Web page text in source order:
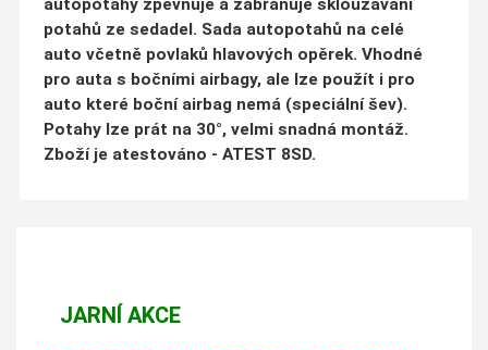
autopotahy zpevňuje a zabraňuje sklouzávání
potahů ze sedadel. Sada autopotahů na celé
auto včetně povlaků hlavových opěrek. Vhodné
pro auta s bočními airbagy, ale lze použít i pro
auto které boční airbag nemá (speciální šev).
Potahy lze prát na 30°, velmi snadná montáž.
Zboží je atestováno - ATEST 8SD.
JARNÍ AKCE